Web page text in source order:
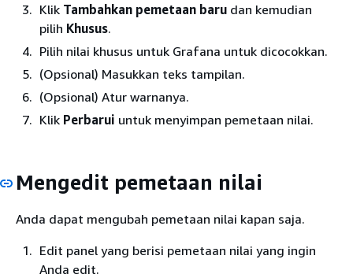
Klik Tambahkan pemetaan baru dan kemudian
pilih Khusus.
Pilih nilai khusus untuk Grafana untuk dicocokkan.
(Opsional) Masukkan teks tampilan.
(Opsional) Atur warnanya.
Klik Perbarui untuk menyimpan pemetaan nilai.
Mengedit pemetaan nilai
Anda dapat mengubah pemetaan nilai kapan saja.
Edit panel yang berisi pemetaan nilai yang ingin
Anda edit.